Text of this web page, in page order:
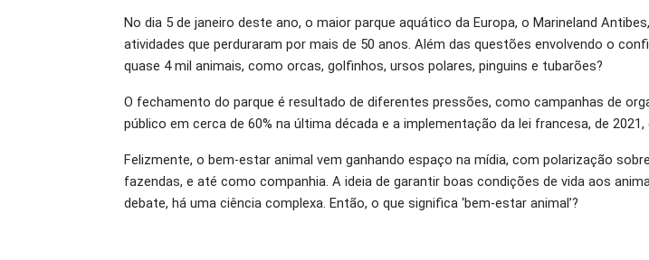
No dia 5 de janeiro deste ano, o maior parque aquático da Europa, o Marineland
atividades que perduraram por mais de 50 anos. Além das questões envolvendo o
quase 4 mil animais, como orcas, golfinhos, ursos polares, pinguins e tubarões?
O fechamento do parque é resultado de diferentes pressões, como campanhas de
público em cerca de 60% na última década e a implementação da lei francesa, de
Felizmente, o bem-estar animal vem ganhando espaço na mídia, com polarização
fazendas, e até como companhia. A ideia de garantir boas condições de vida aos
debate, há uma ciência complexa. Então, o que significa ‘bem-estar animal’?